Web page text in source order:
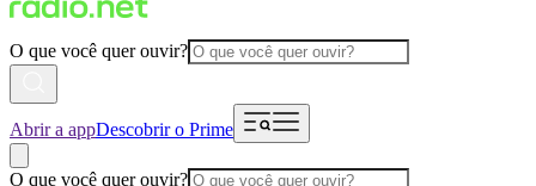
O que você quer ouvir?
Abrir a appDescobrir o Prime
O que você quer ouvir?